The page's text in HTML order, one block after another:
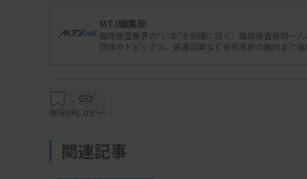
MTJ編集部
臨床検査業界の“いま”を的確に捉え、臨床検査技師一
団体のトピックス、装置試薬など技術革新の動向まで
保存URLコピー
関連記事